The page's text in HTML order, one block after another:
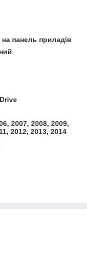
на панель приладів
2007, 2008, 2009,
2012, 2013, 2014